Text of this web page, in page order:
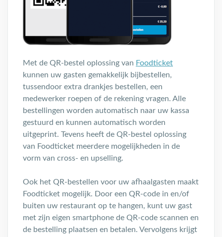
Met de QR-bestel oplossing van Foodticket
kunnen uw gasten gemakkelijk bijbestellen,
tussendoor extra drankjes bestellen, een
medewerker roepen of de rekening vragen. Alle
bestellingen worden automatisch naar uw kassa
gestuurd en kunnen automatisch worden
uitgeprint. Tevens heeft de QR-bestel oplossing
van Foodticket meerdere mogelijkheden in de
vorm van cross- en upselling.
Ook het QR-bestellen voor uw afhaalgasten maakt
Foodticket mogelijk. Door een QR-code in en/of
buiten uw restaurant op te hangen, kunt uw gast
met zijn eigen smartphone de QR-code scannen en
de bestelling plaatsen en betalen. Vervolgens krijgt